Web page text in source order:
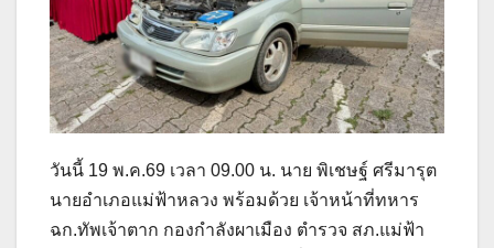
วันนี้ 19 พ.ค.69 เวลา 09.00 น. นาย พิเชษฐ์ ศรีมารุต
นายอำเภอแม่ฟ้าหลวง พร้อมด้วย เจ้าหน้าที่ทหาร
ฉก.ทัพเจ้าตาก กองกำลังผาเมือง ตำรวจ สภ.แม่ฟ้า